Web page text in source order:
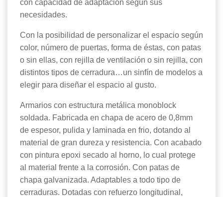
con capacidad de adaptación según sus
necesidades.
Con la posibilidad de personalizar el espacio según
color, número de puertas, forma de éstas, con patas
o sin ellas, con rejilla de ventilación o sin rejilla, con
distintos tipos de cerradura…un sinfín de modelos a
elegir para diseñar el espacio al gusto.
Armarios con estructura metálica monoblock
soldada. Fabricada en chapa de acero de 0,8mm
de espesor, pulida y laminada en frio, dotando al
material de gran dureza y resistencia. Con acabado
con pintura epoxi secado al horno, lo cual protege
al material frente a la corrosión. Con patas de
chapa galvanizada. Adaptables a todo tipo de
cerraduras. Dotadas con refuerzo longitudinal,